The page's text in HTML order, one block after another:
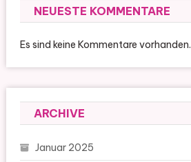
NEUESTE KOMMENTARE
Es sind keine Kommentare vorhanden.
ARCHIVE
Januar 2025